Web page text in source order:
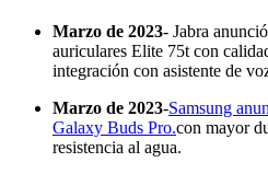
Marzo de 2023- Jabra
auriculares Elite 75t con
integración con asistente de
Marzo de 2023-Samsung
Galaxy Buds Pro.con mayor
resistencia al agua.